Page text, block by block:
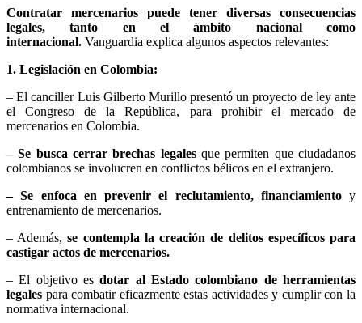
Contratar mercenarios puede tener diversas consecuencias
legales, tanto en el ámbito nacional como
internacional. Vanguardia explica algunos aspectos relevantes:
1. Legislación en Colombia:
– El canciller Luis Gilberto Murillo presentó un proyecto de ley ante
el Congreso de la República, para prohibir el mercado de
mercenarios en Colombia.
– Se busca cerrar brechas legalesque permiten que ciudadanos
colombianos se involucren en conflictos bélicos en el extranjero.
– Se enfoca en prevenir el reclutamiento, financiamientoy
entrenamiento de mercenarios.
– Además,se contempla la creación de delitos específicos para
castigar actos de mercenarios.
– El objetivo esdotar al Estado colombiano de herramientas
legales para combatir eficazmente estas actividades y cumplir con la
normativa internacional.